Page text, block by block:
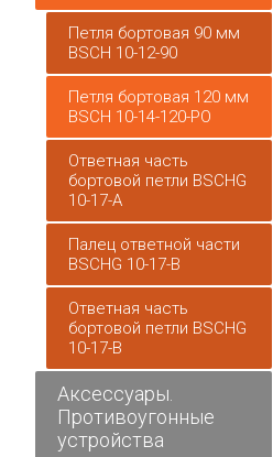
Петля бортовая 90 мм
BSCH 10-12-90
Петля бортовая 120 мм
BSCH 10-14-120-PO
Ответная часть
бортовой петли BSCHG
10-17-A
Палец ответной части
BSCHG 10-17-B
Ответная часть
бортовой петли BSCHG
10-17-B
Аксессуары.
Противоугонные
устройства